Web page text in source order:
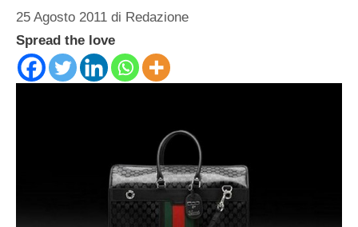
25 Agosto 2011 di Redazione
Spread the love